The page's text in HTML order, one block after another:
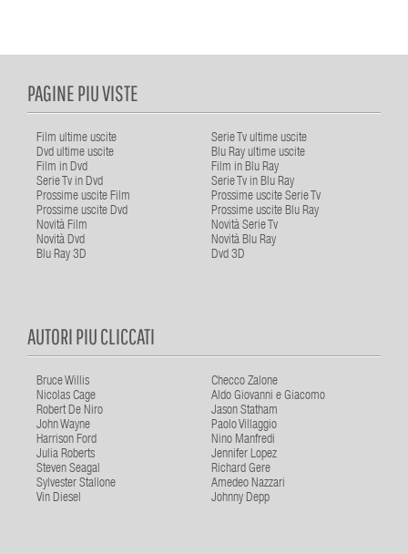
PAGINE PIU VISTE
Film ultime uscite
Serie Tv ultime uscite
Dvd ultime uscite
Blu Ray ultime uscite
Film in Dvd
Film in Blu Ray
Serie Tv in Dvd
Serie Tv in Blu Ray
Prossime uscite Film
Prossime uscite Serie Tv
Prossime uscite Dvd
Prossime uscite Blu Ray
Novità Film
Novità Serie Tv
Novità Dvd
Novità Blu Ray
Blu Ray 3D
Dvd 3D
AUTORI PIU CLICCATI
Bruce Willis
Checco Zalone
Nicolas Cage
Aldo Giovanni e Giacomo
Robert De Niro
Jason Statham
John Wayne
Paolo Villaggio
Harrison Ford
Nino Manfredi
Julia Roberts
Jennifer Lopez
Steven Seagal
Richard Gere
Sylvester Stallone
Amedeo Nazzari
Vin Diesel
Johnny Depp